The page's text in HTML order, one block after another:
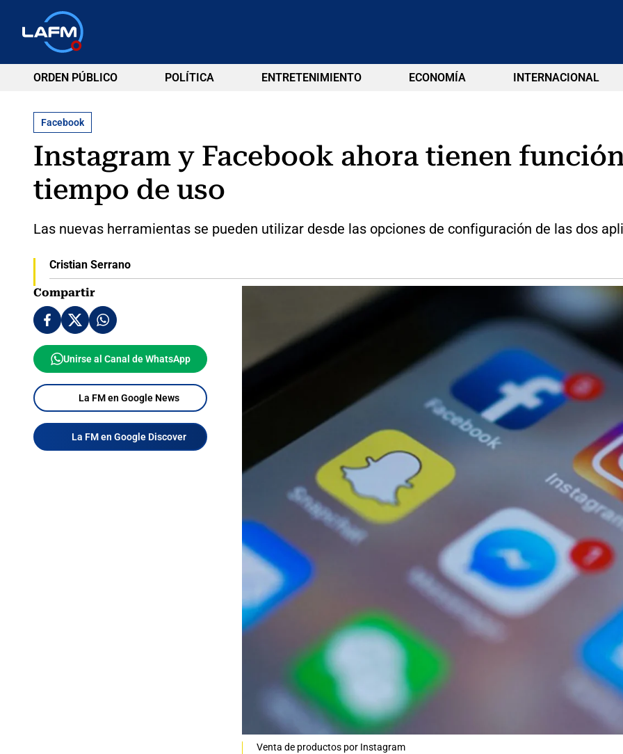
ORDEN PÚBLICO POLÍTICA ENTRETENIMIENTO ECONOMÍA INTERNACIONAL
Facebook
Instagram y Facebook ahora tienen
tiempo de uso
Las nuevas herramientas se pueden utilizar desde las opciones de configuración de las dos
Cristian Serrano
Compartir
Unirse al Canal de WhatsApp
La FM en Google News
La FM en Google Discover
Venta de productos por Instagram